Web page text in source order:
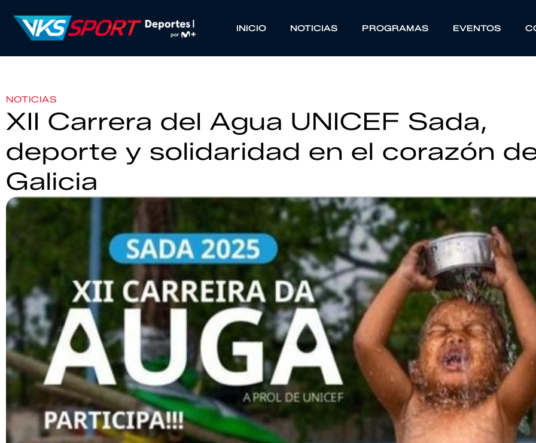
INICIO NOTICIAS PROGRAMAS EVENTOS
NOTICIAS
XII Carrera del Agua UNICEF Sada,
deporte y solidaridad en el corazón
Galicia